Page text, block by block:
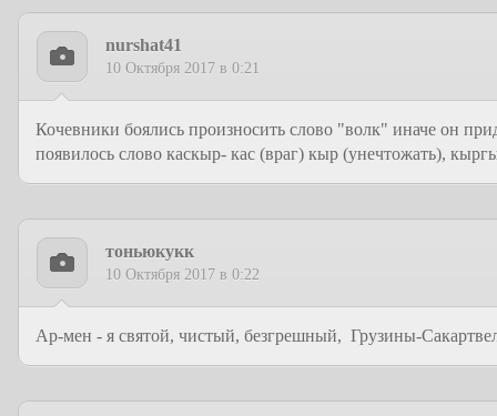
nurshat41
10 Октября 2017 в 0:21
Кочевники боялись произносить слово "волк" иначе он
появилось слово каскыр- кас (враг) кыр (унечтожать),
тоньюкукк
10 Октября 2017 в 0:22
Ар-мен - я святой, чистый, безгрешный, Грузины-